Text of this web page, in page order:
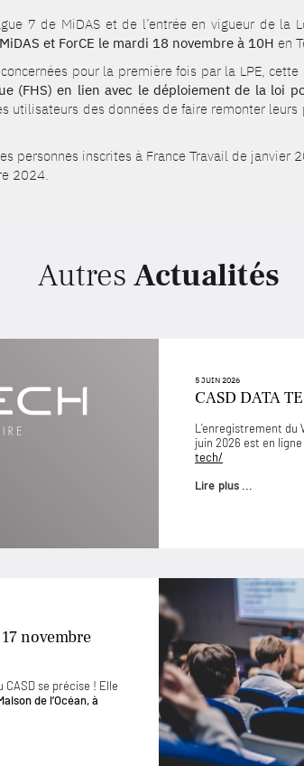
7 de MiDAS et de l’entrée en vigueur de la
et ForCE le mardi 18 novembre à 10H en
pour la première fois par la LPE, cette
(FHS) en lien avec le déploiement de la loi
utilisateurs des données de faire remonter
personnes inscrites à France Travail de
2024.
Autres Actualités
5 JUIN 2026
CASD DATA
L’enregistrement du
juin 2026 est en ligne
tech/
Lire plus ...
novembre
se précise ! Elle
de l’Océan, à